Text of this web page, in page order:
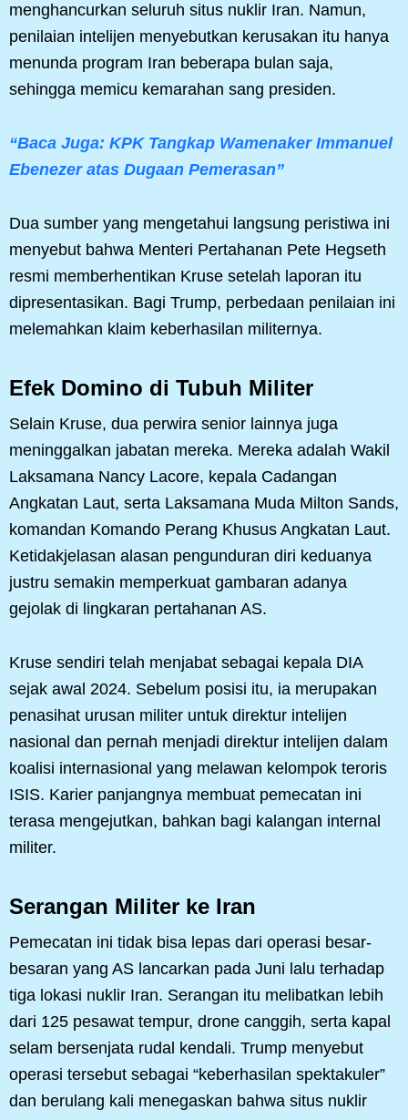
menghancurkan seluruh situs nuklir Iran. Namun,
penilaian intelijen menyebutkan kerusakan itu hanya
menunda program Iran beberapa bulan saja,
sehingga memicu kemarahan sang presiden.
“Baca Juga: KPK Tangkap Wamenaker Immanuel
Ebenezer atas Dugaan Pemerasan”
Dua sumber yang mengetahui langsung peristiwa ini
menyebut bahwa Menteri Pertahanan Pete Hegseth
resmi memberhentikan Kruse setelah laporan itu
dipresentasikan. Bagi Trump, perbedaan penilaian ini
melemahkan klaim keberhasilan militernya.
Efek Domino di Tubuh Militer
Selain Kruse, dua perwira senior lainnya juga
meninggalkan jabatan mereka. Mereka adalah Wakil
Laksamana Nancy Lacore, kepala Cadangan
Angkatan Laut, serta Laksamana Muda Milton Sands,
komandan Komando Perang Khusus Angkatan Laut.
Ketidakjelasan alasan pengunduran diri keduanya
justru semakin memperkuat gambaran adanya
gejolak di lingkaran pertahanan AS.
Kruse sendiri telah menjabat sebagai kepala DIA
sejak awal 2024. Sebelum posisi itu, ia merupakan
penasihat urusan militer untuk direktur intelijen
nasional dan pernah menjadi direktur intelijen dalam
koalisi internasional yang melawan kelompok teroris
ISIS. Karier panjangnya membuat pemecatan ini
terasa mengejutkan, bahkan bagi kalangan internal
militer.
Serangan Militer ke Iran
Pemecatan ini tidak bisa lepas dari operasi besar-
besaran yang AS lancarkan pada Juni lalu terhadap
tiga lokasi nuklir Iran. Serangan itu melibatkan lebih
dari 125 pesawat tempur, drone canggih, serta kapal
selam bersenjata rudal kendali. Trump menyebut
operasi tersebut sebagai “keberhasilan spektakuler”
dan berulang kali menegaskan bahwa situs nuklir